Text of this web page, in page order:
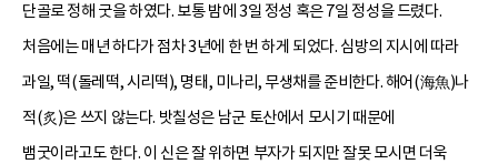
단골로 정해 굿을 하였다. 보통 밤에 3일 정성 혹은 7일 정성을 드렸다.
처음에는 매년 하다가 점차 3년에 한 번 하게 되었다. 심방의 지시에 따라
과일, 떡(돌레떡, 시리떡), 명태, 미나리, 무생채를 준비한다. 해어(海魚)나
적(炙)은 쓰지 않는다. 밧칠성은 남군 토산에서 모시기 때문에
뱀굿이라고도 한다. 이 신은 잘 위하면 부자가 되지만 잘못 모시면 더욱